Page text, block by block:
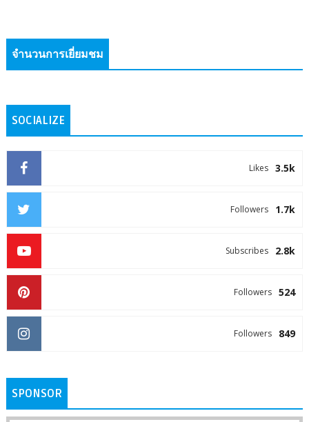
จำนวนการเยี่ยมชม
SOCIALIZE
3.5k
Likes
1.7k
Followers
2.8k
Subscribes
524
Followers
849
Followers
SPONSOR